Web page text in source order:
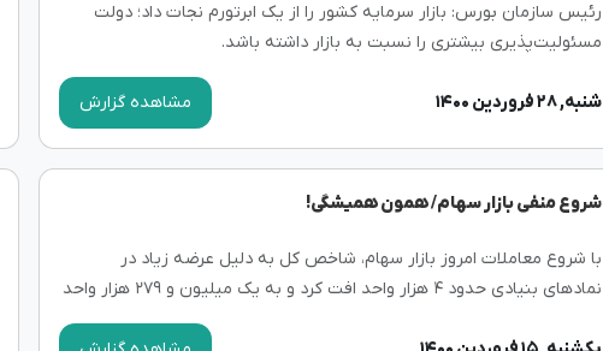
رئیس سازمان بورس: بازار سرمایه کشور را از یک ابرتورم نجات داد؛ دولت
مسئولیت‌پذیری بیشتری را نسبت به بازار داشته باشد.
شنبه, ۲۸ فروردین ۱۴۰۰ مشاهده گزارش
شروع منفی بازار سهام/ همون همیشگی!
با شروع معاملات امروز بازار سهام، شاخص کل به دلیل عرضه زیاد در
نمادهای بنیادی حدود ۴ هزار واحد افت کرد و به یک میلیون و ۲۷۹ هزار واحد